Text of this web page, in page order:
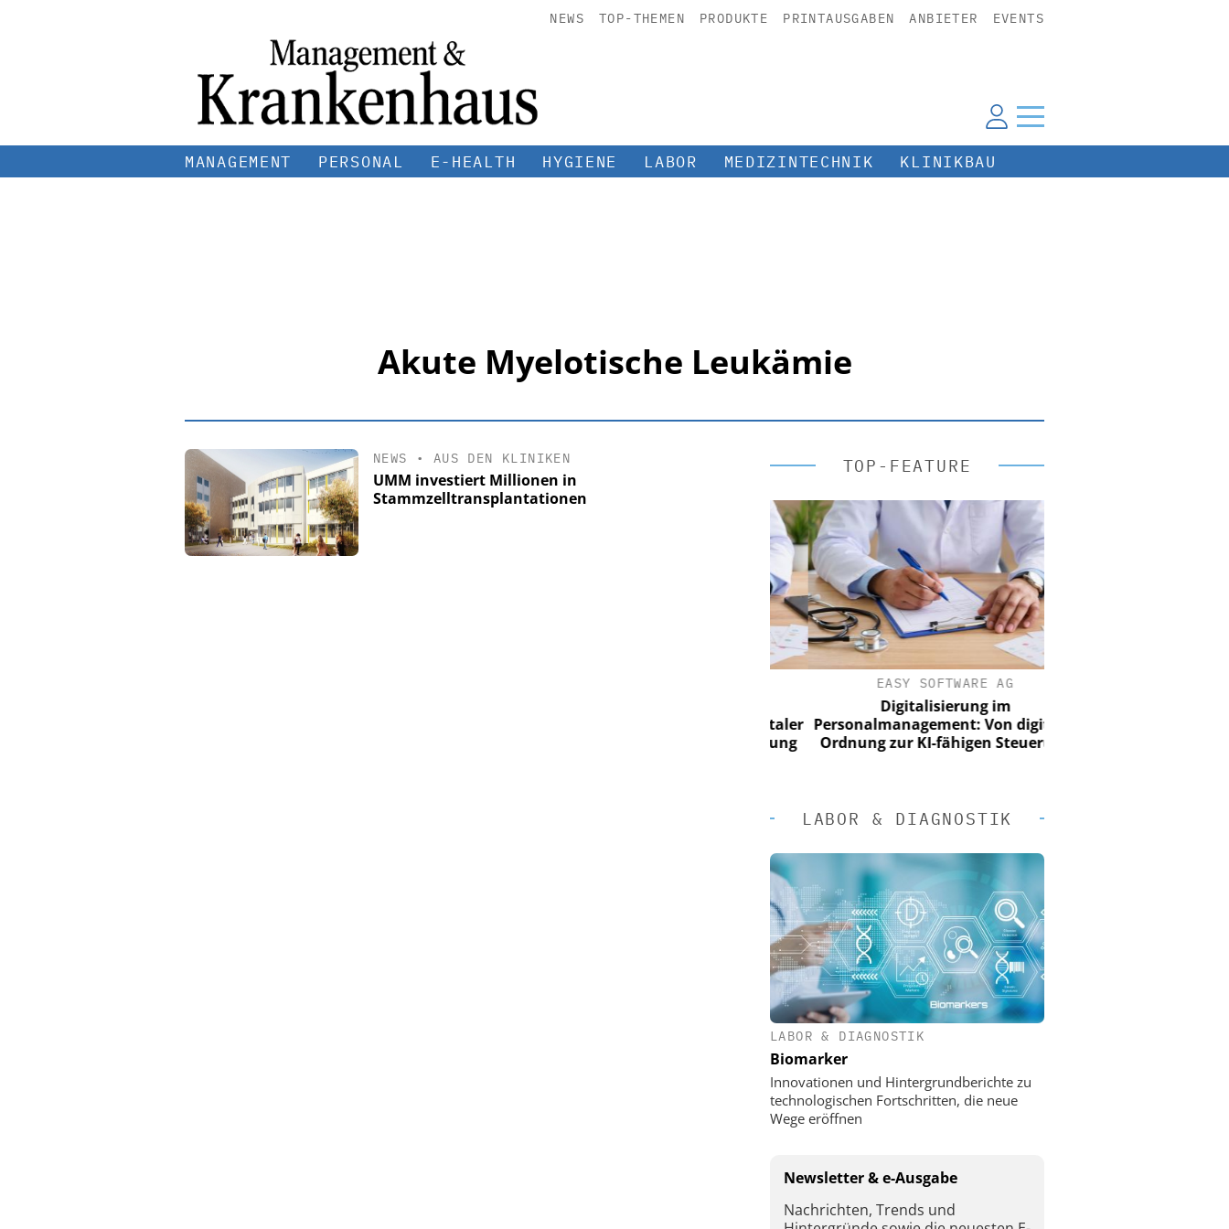
NEWS TOP-THEMEN PRODUKTE PRINTAUSGABEN ANBIETER EVENTS
MANAGEMENT PERSONAL E-HEALTH HYGIENE LABOR MEDIZINTECHNIK KLINIKBAU
Akute Myelotische Leukämie
NEWS • AUS DEN KLINIKEN
UMM investiert Millionen in
Stammzelltransplantationen
TOP-FEATURE
Personalmanagement: Von digitaler
EASY SOFTWARE AG
Digitalisierung im
Personalmanagement: Von digitaler
Ordnung zur KI-fähigen Steuerung
LABOR & DIAGNOSTIK
LABOR & DIAGNOSTIK
Biomarker
Innovationen und Hintergrundberichte zu
technologischen Fortschritten, die neue
Wege eröffnen
Newsletter & e-Ausgabe
Nachrichten, Trends und